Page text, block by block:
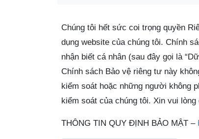
Chúng tôi hết sức coi trọng quyền
dụng website của chúng tôi. Chính
nhận biết cá nhân (sau đây gọi là
Chính sách Bảo vệ riêng tư này
kiểm soát hoặc những người không
kiểm soát của chúng tôi. Xin vui
THÔNG TIN QUY ĐỊNH BẢO MẬT –